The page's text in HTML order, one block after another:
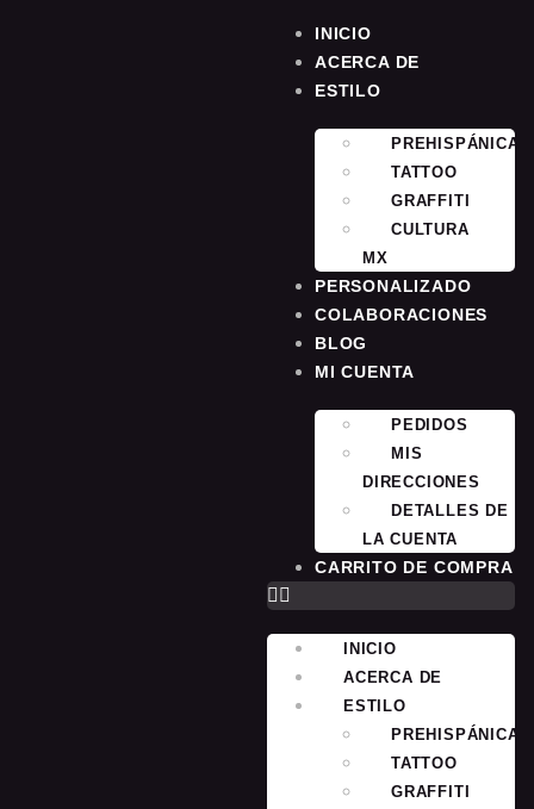
INICIO
ACERCA DE
ESTILO
PREHISPÁNICA
TATTOO
GRAFFITI
CULTURA
MX
PERSONALIZADO
COLABORACIONES
BLOG
MI CUENTA
PEDIDOS
MIS
DIRECCIONES
DETALLES DE
LA CUENTA
CARRITO DE COMPRA
INICIO
ACERCA DE
ESTILO
PREHISPÁNICA
TATTOO
GRAFFITI